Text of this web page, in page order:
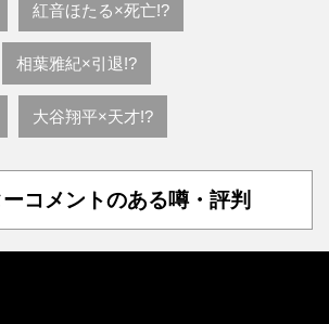
紅音ほたる×死亡!?
相葉雅紀×引退!?
大谷翔平×天才!?
コメントのある噂・評判